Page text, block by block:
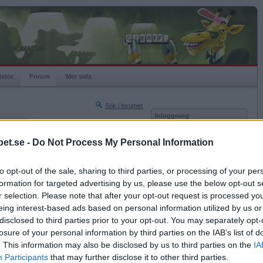
- Do Not Process My Personal Information
opt-out of the sale, sharing to third parties, or processing of your
for targeted advertising by us, please use the below opt-out
selection. Please note that after your opt-out request is processed
interest-based ads based on personal information utilized by us
to third parties prior to your opt-out. You may separately
of your personal information by third parties on the IAB’s list of
This information may also be disclosed by us to third parties on the
Participants that may further disclose it to other third parties.
Forum Min sida
Sök i forumet
Nästa sida »
2014-12-26 13:07
ej ihåg hennes namn.
malla13?
Inloggning
Kom ihåg mig
Glömt ditt lösenord?
Få ny aktiveringslänk
Betapet är gratis!